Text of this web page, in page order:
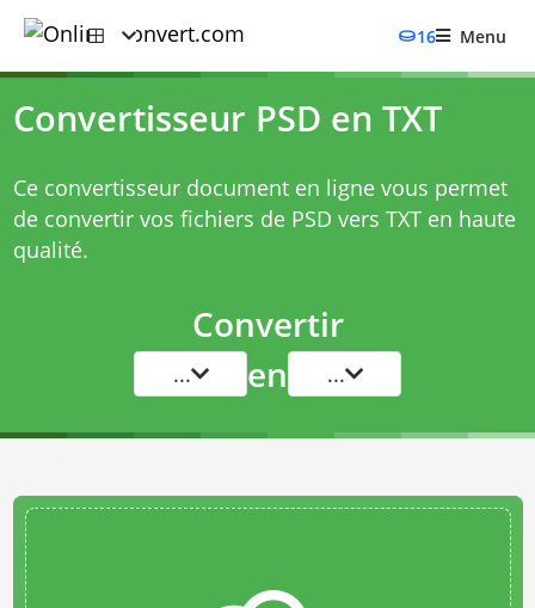
16 Menu
Convertisseur PSD en TXT
Ce convertisseur document en ligne vous permet
de convertir vos fichiers de PSD vers TXT en haute
qualité.
Convertir
... en ...